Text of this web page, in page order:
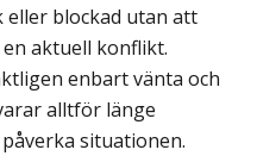
blockad utan att
aktuell konflikt.
enbart vänta och
alltför länge
situationen.